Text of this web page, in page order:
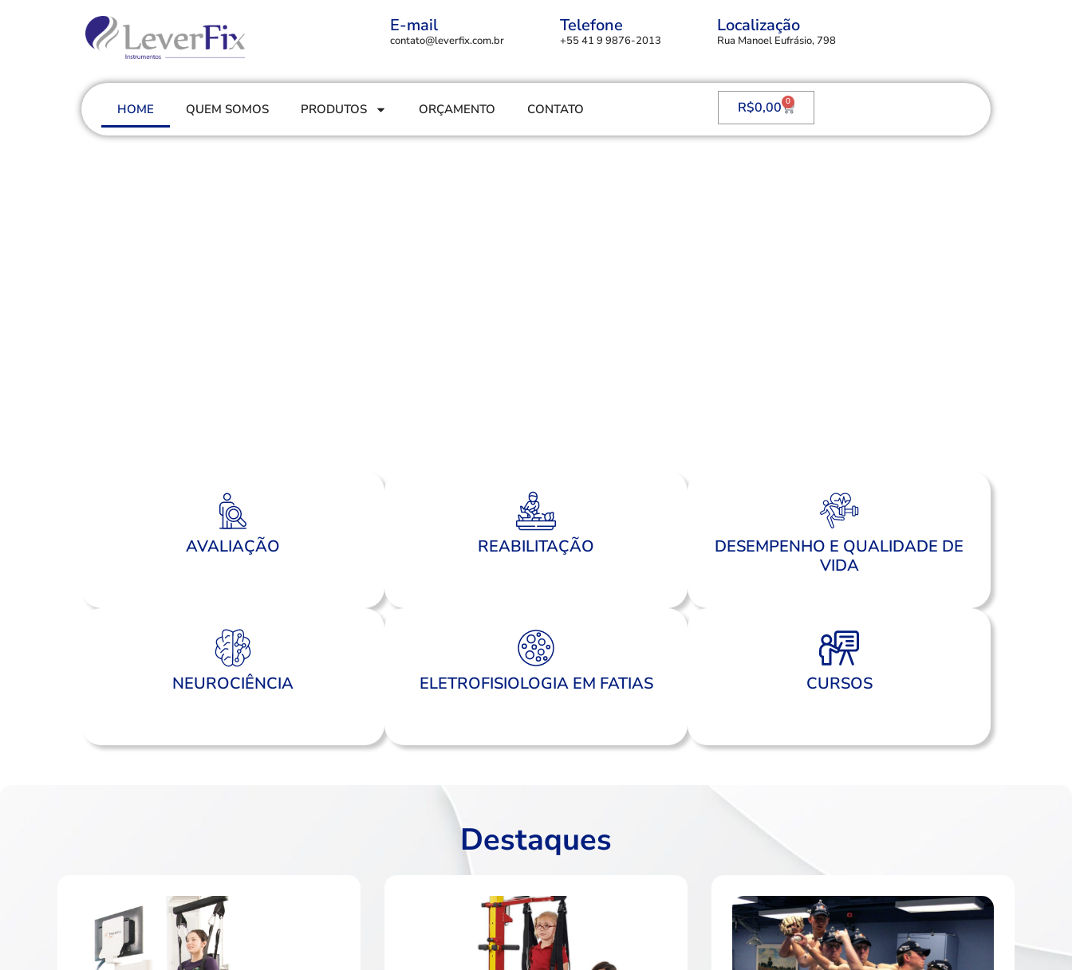
E-mail
contato@leverfix.com.br
Telefone
+55 41 9 9876-2013
Localização
Rua Manoel Eufrásio, 798
HOME QUEM SOMOS PRODUTOS ORÇAMENTO CONTATO R$0,00 0
AVALIAÇÃO REABILITAÇÃO
DESEMPENHO E QUALIDADE DE
VIDA
NEUROCIÊNCIA ELETROFISIOLOGIA EM FATIAS CURSOS
Destaques